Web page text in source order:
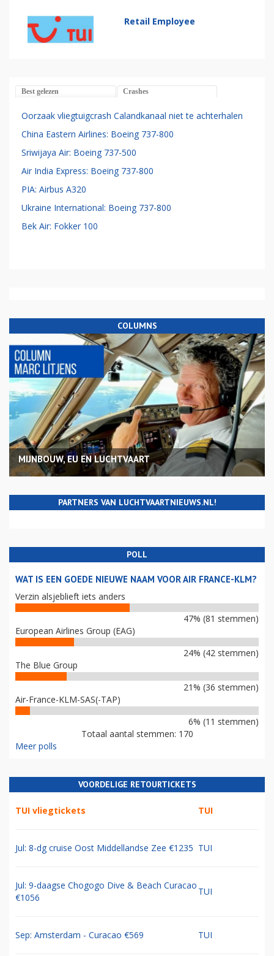
Retail Employee
Best gelezen Crashes
Oorzaak vliegtuigcrash Calandkanaal niet te achterhalen
China Eastern Airlines: Boeing 737-800
Sriwijaya Air: Boeing 737-500
Air India Express: Boeing 737-800
PIA: Airbus A320
Ukraine International: Boeing 737-800
Bek Air: Fokker 100
COLUMNS
MIJNBOUW, EU EN LUCHTVAART
PARTNERS VAN LUCHTVAARTNIEUWS.NL!
POLL
WAT IS EEN GOEDE NIEUWE NAAM VOOR AIR FRANCE-KLM?
Verzin alsjeblieft iets anders
47% (81 stemmen)
European Airlines Group (EAG)
24% (42 stemmen)
The Blue Group
21% (36 stemmen)
Air-France-KLM-SAS(-TAP)
6% (11 stemmen)
Totaal aantal stemmen: 170
Meer polls
VOORDELIGE RETOURTICKETS
TUI vliegtickets TUI
Jul: 8-dg cruise Oost Middellandse Zee €1235 TUI
Jul: 9-daagse Chogogo Dive & Beach Curacao
€1056
TUI
Sep: Amsterdam - Curacao €569 TUI